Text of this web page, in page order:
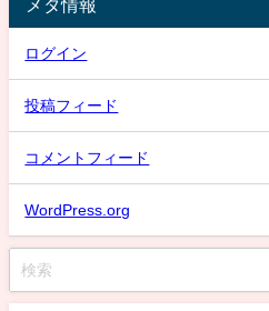
メタ情報
ログイン
投稿フィード
コメントフィード
WordPress.org